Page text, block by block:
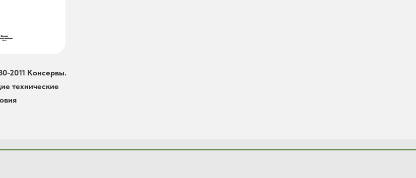
2011 Консервы.
технические